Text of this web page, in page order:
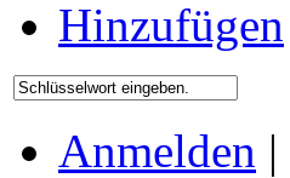
Hinzufügen
Anmelden |